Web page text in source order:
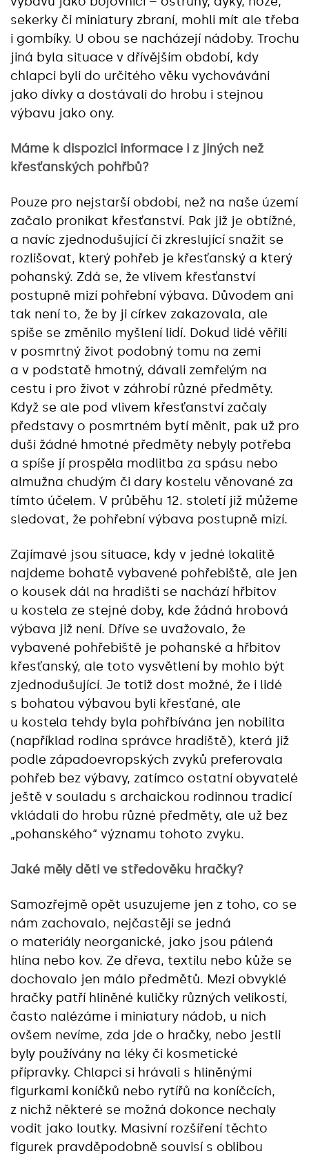
sekerky či miniatury zbraní, mohli mít ale třeba
i gombíky. U obou se nacházejí nádoby. Trochu
jiná byla situace v dřívějším období, kdy
chlapci byli do určitého věku vychováváni
jako dívky a dostávali do hrobu i stejnou
výbavu jako ony.
Máme k dispozici informace i z jiných než
křesťanských pohřbů?
Pouze pro nejstarší období, než na naše území
začalo pronikat křesťanství. Pak již je obtížné,
a navíc zjednodušující či zkreslující snažit se
rozlišovat, který pohřeb je křesťanský a který
pohanský. Zdá se, že vlivem křesťanství
postupně mizí pohřební výbava. Důvodem ani
tak není to, že by ji církev zakazovala, ale
spíše se změnilo myšlení lidí. Dokud lidé věřili
v posmrtný život podobný tomu na zemi
a v podstatě hmotný, dávali zemřelým na
cestu i pro život v záhrobí různé předměty.
Když se ale pod vlivem křesťanství začaly
představy o posmrtném bytí měnit, pak už pro
duši žádné hmotné předměty nebyly potřeba
a spíše jí prospěla modlitba za spásu nebo
almužna chudým či dary kostelu věnované za
tímto účelem. V průběhu 12. století již můžeme
sledovat, že pohřební výbava postupně mizí.
Zajímavé jsou situace, kdy v jedné lokalitě
najdeme bohatě vybavené pohřebiště, ale jen
o kousek dál na hradišti se nachází hřbitov
u kostela ze stejné doby, kde žádná hrobová
výbava již není. Dříve se uvažovalo, že
vybavené pohřebiště je pohanské a hřbitov
křesťanský, ale toto vysvětlení by mohlo být
zjednodušující. Je totiž dost možné, že i lidé
s bohatou výbavou byli křesťané, ale
u kostela tehdy byla pohřbívána jen nobilita
(například rodina správce hradiště), která již
podle západoevropských zvyků preferovala
pohřeb bez výbavy, zatímco ostatní obyvatelé
ještě v souladu s archaickou rodinnou tradicí
vkládali do hrobu různé předměty, ale už bez
„pohanského“ významu tohoto zvyku.
Jaké měly děti ve středověku hračky?
Samozřejmě opět usuzujeme jen z toho, co se
nám zachovalo, nejčastěji se jedná
o materiály neorganické, jako jsou pálená
hlína nebo kov. Ze dřeva, textilu nebo kůže se
dochovalo jen málo předmětů. Mezi obvyklé
hračky patří hliněné kuličky různých velikostí,
často nalézáme i miniatury nádob, u nich
ovšem nevíme, zda jde o hračky, nebo jestli
byly používány na léky či kosmetické
přípravky. Chlapci si hrávali s hliněnými
figurkami koníčků nebo rytířů na koníčcích,
z nichž některé se možná dokonce nechaly
vodit jako loutky. Masivní rozšíření těchto
figurek pravděpodobně souvisí s oblibou